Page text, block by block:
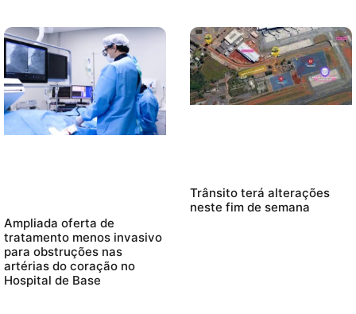
Ampliada oferta de
tratamento menos invasivo
para obstruções nas
artérias do coração no
Hospital de Base
Trânsito terá alterações
neste fim de semana